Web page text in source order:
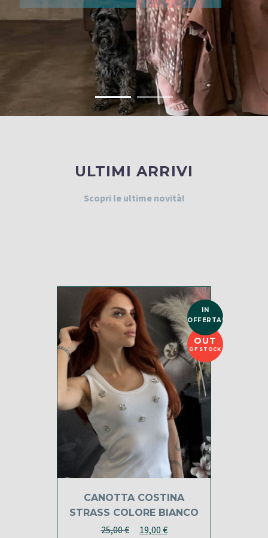
ULTIMI ARRIVI
Scopri le ultime novità!
IN
OFFERTA!
OUT
OF STOCK
CANOTTA COSTINA
STRASS COLORE BIANCO
25,00€
Il19,00 €